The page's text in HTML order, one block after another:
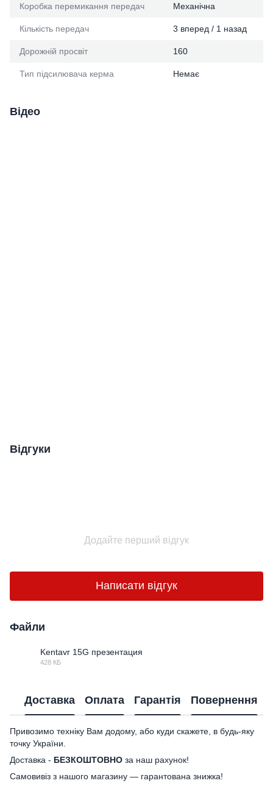
Коробка перемикання передач Механічна
Кількість передач 3 вперед / 1 назад
Дорожній просвіт 160
Тип підсилювача керма Немає
Відео
Відгуки
Додайте перший відгук
Написати відгук
Файли
Kentavr 15G презентация
428 КБ
Доставка Оплата Гарантія Повернення
Привозимо техніку Вам додому, або куди скажете, в будь-яку
точку України.
Доставка - БЕЗКОШТОВНО за наш рахунок!
Самовивіз з нашого магазину — гарантована знижка!